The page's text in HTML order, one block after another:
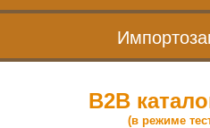
B2B
(в режиме